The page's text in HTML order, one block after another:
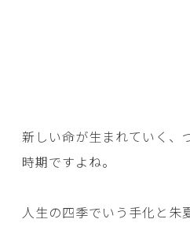
新しい命が生まれていく、
時期ですよね。
人生の四季でいう手化と朱